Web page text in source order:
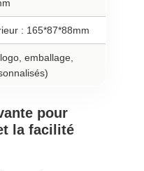
: 165*87*88mm
emballage,
pour
la facilité